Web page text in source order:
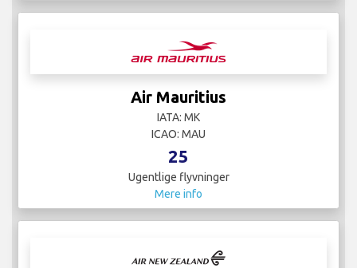
Air Mauritius
IATA: MK
ICAO: MAU
25
Ugentlige flyvninger
Mere info